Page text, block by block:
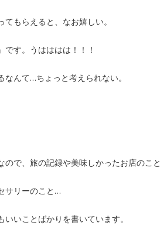
もらえると、なお嬉しい。
です。うはははは！！！
んて…ちょっと考えられない。
ので、旅の記録や美味しかったお店のこと
サリーのこと…
いことばかりを書いています。